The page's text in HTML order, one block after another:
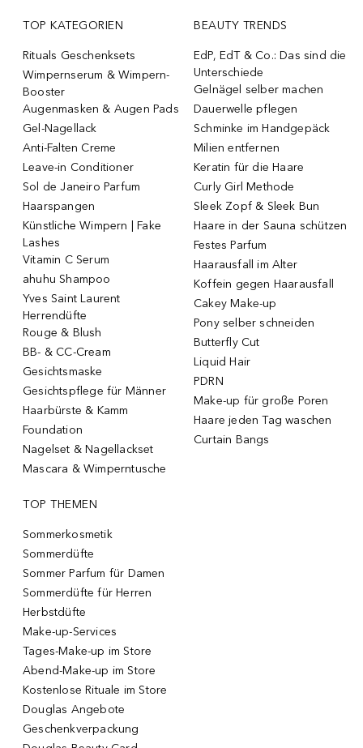
TOP KATEGORIEN
Rituals Geschenksets
Wimpernserum & Wimpern-
Booster
Augenmasken & Augen Pads
Gel-Nagellack
Anti-Falten Creme
Leave-in Conditioner
Sol de Janeiro Parfum
Haarspangen
Künstliche Wimpern | Fake
Lashes
Vitamin C Serum
ahuhu Shampoo
Yves Saint Laurent
Herrendüfte
Rouge & Blush
BB- & CC-Cream
Gesichtsmaske
Gesichtspflege für Männer
Haarbürste & Kamm
Foundation
Nagelset & Nagellackset
Mascara & Wimperntusche
BEAUTY TRENDS
EdP, EdT & Co.: Das sind die
Unterschiede
Gelnägel selber machen
Dauerwelle pflegen
Schminke im Handgepäck
Milien entfernen
Keratin für die Haare
Curly Girl Methode
Sleek Zopf & Sleek Bun
Haare in der Sauna schützen
Festes Parfum
Haarausfall im Alter
Koffein gegen Haarausfall
Cakey Make-up
Pony selber schneiden
Butterfly Cut
Liquid Hair
PDRN
Make-up für große Poren
Haare jeden Tag waschen
Curtain Bangs
TOP THEMEN
Sommerkosmetik
Sommerdüfte
Sommer Parfum für Damen
Sommerdüfte für Herren
Herbstdüfte
Make-up-Services
Tages-Make-up im Store
Abend-Make-up im Store
Kostenlose Rituale im Store
Douglas Angebote
Geschenkverpackung